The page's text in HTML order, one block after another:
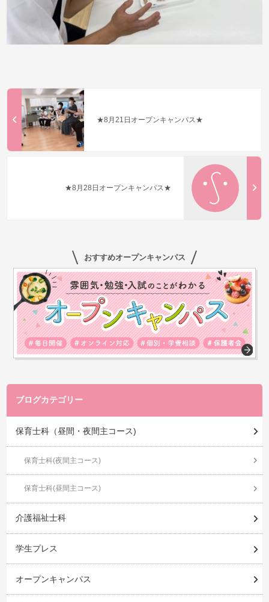
★8月21日オープンキャンパス★
★8月28日オープンキャンパス★
おすすめオープンキャンパス
ブログカテゴリー
保育士科（昼間・夜間主コース)
保育士科(夜間主コース)
保育士科(昼間主コース)
介護福祉士科
学生プレス
オープンキャンパス